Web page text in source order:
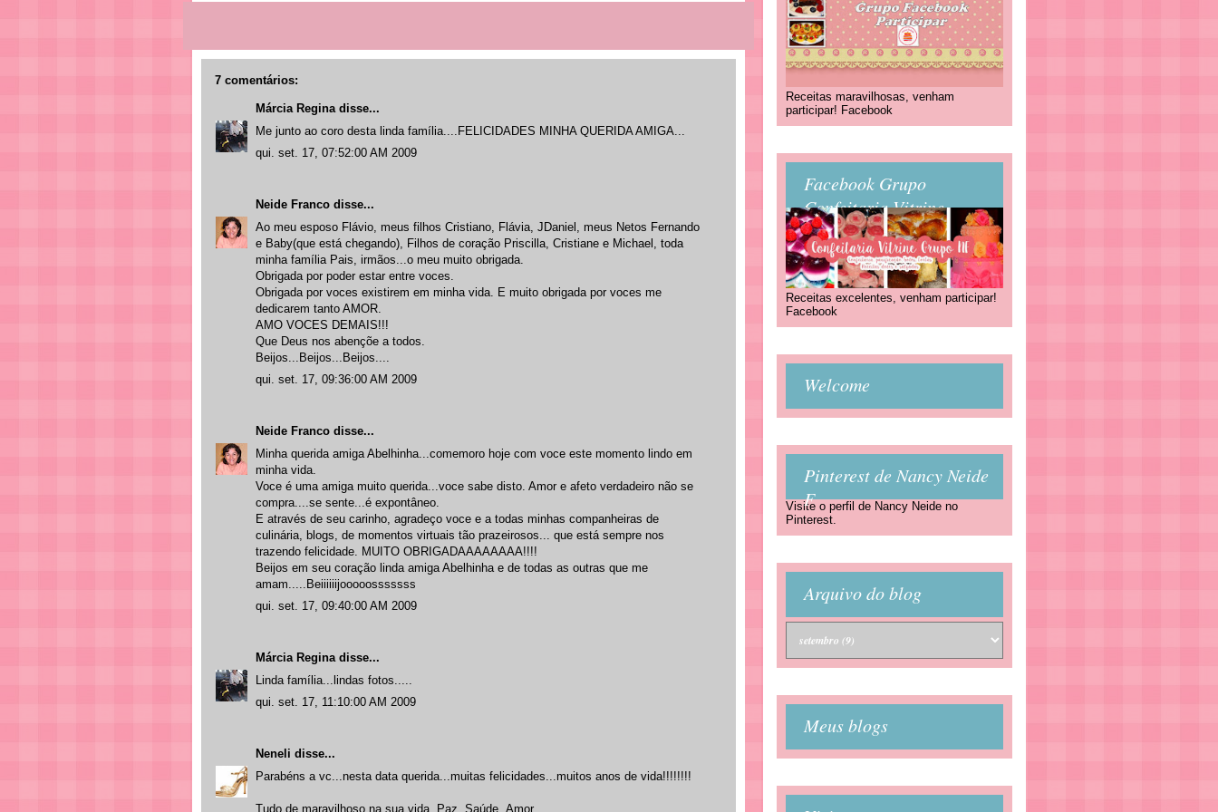
7 comentários:
Márcia Reginadisse...
Me junto ao coro desta linda família....FELICIDADES MINHA QUERIDA AMIGA...
qui. set. 17, 07:52:00 AM 2009
Neide Franco disse...
Ao meu esposo Flávio, meus filhos Cristiano, Flávia, JDaniel, meus Netos Fernando
e Baby(que está chegando), Filhos de coração Priscilla, Cristiane e Michael, toda
minha família Pais, irmãos...o meu muito obrigada.
Obrigada por poder estar entre voces.
Obrigada por voces existirem em minha vida. E muito obrigada por voces me
dedicarem tanto AMOR.
AMO VOCES DEMAIS!!!
Que Deus nos abençõe a todos.
Beijos...Beijos...Beijos....
qui. set. 17, 09:36:00 AM 2009
Neide Franco disse...
Minha querida amiga Abelhinha...comemoro hoje com voce este momento lindo em
minha vida.
Voce é uma amiga muito querida...voce sabe disto. Amor e afeto verdadeiro não se
compra....se sente...é expontâneo.
E através de seu carinho, agradeço voce e a todas minhas companheiras de
culinária, blogs, de momentos virtuais tão prazeirosos... que está sempre nos
trazendo felicidade. MUITO OBRIGADAAAAAAAA!!!!
Beijos em seu coração linda amiga Abelhinha e de todas as outras que me
amam.....Beiiiiiijooooosssssss
qui. set. 17, 09:40:00 AM 2009
Márcia Reginadisse...
Linda família...lindas fotos.....
qui. set. 17, 11:10:00 AM 2009
Neneli disse...
Parabéns a vc...nesta data querida...muitas felicidades...muitos anos de vida!!!!!!!!
Tudo de maravilhoso na sua vida..Paz..Saúde..Amor..
Receitas maravilhosas, venham
participar! Facebook
Facebook Grupo
Confeitaria Vitrine
Receitas excelentes, venham participar!
Facebook
Welcome
Pinterest de Nancy Neide
F
Visite o perfil de Nancy Neide no
Pinterest.
Arquivo do blog
Meus blogs